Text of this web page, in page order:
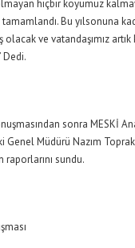
hiçbir köyümüz
tamamlandı. Bu yılsonuna
ve vatandaşımız
sonra MESKİ
Genel Müdürü Nazım
sundu.